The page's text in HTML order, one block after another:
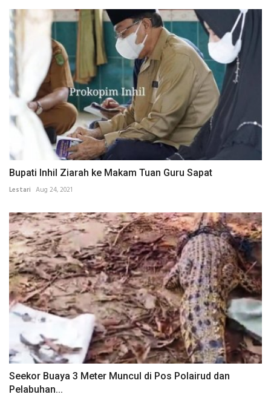
Bupati Inhil Ziarah ke Makam Tuan Guru Sapat
Lestari Aug 24, 2021
Seekor Buaya 3 Meter Muncul di Pos Polairud dan
Pelabuhan...